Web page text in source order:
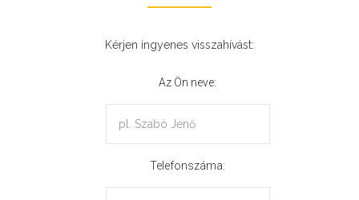
Kérjen ingyenes visszahívást:
Az Ön neve:
Telefonszáma: